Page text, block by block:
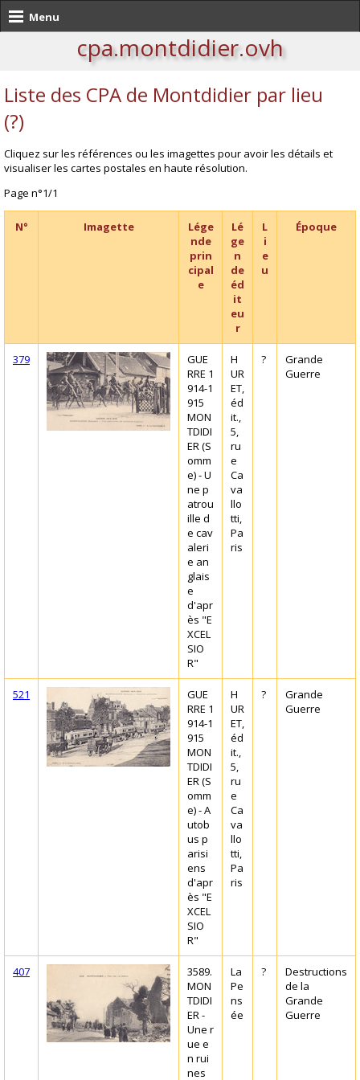
Menu
cpa.montdidier.ovh
Liste des CPA de Montdidier par lieu
(?)
Cliquez sur les références ou les imagettes pour avoir les détails et
visualiser les cartes postales en haute résolution.
Page n°1/1
N° Imagette
Lége
nde
prin
cipal
e
Lé
ge
n
de
éd
it
eu
r
L
i
e
u
Époque
379
GUE
RRE 1
914-1
915
MON
TDIDI
ER (S
omm
e) - U
ne p
atrou
ille d
e cav
aleri
e an
glais
e
d'apr
ès "E
XCEL
SIO
R"
H
UR
ET,
éd
it.,
5,
ru
e
Ca
va
llo
tti,
Pa
ris
?
Grande
Guerre
521
GUE
RRE 1
914-1
915
MON
TDIDI
ER (S
omm
e) - A
utob
us p
arisi
ens
d'apr
ès "E
XCEL
SIO
R"
H
UR
ET,
éd
it.,
5,
ru
e
Ca
va
llo
tti,
Pa
ris
?
Grande
Guerre
407
3589.
MON
TDIDI
ER -
Une r
ue e
n rui
nes
La
Pe
ns
ée
?
Destructions
de la
Grande
Guerre